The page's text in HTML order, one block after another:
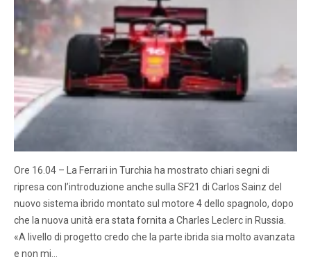
Ore 16.04 – La Ferrari in Turchia ha mostrato chiari segni di
ripresa con l’introduzione anche sulla SF21 di Carlos Sainz del
nuovo sistema ibrido montato sul motore 4 dello spagnolo, dopo
che la nuova unità era stata fornita a Charles Leclerc in Russia.
«A livello di progetto credo che la parte ibrida sia molto avanzata
e non mi…